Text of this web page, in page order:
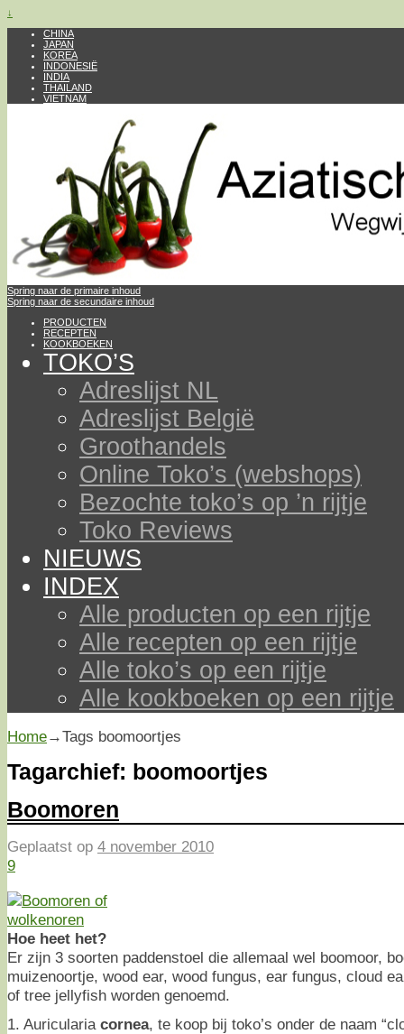
↓
CHINA
JAPAN
KOREA
INDONESIË
INDIA
THAILAND
VIETNAM
Spring naar de primaire inhoud
Spring naar de secundaire inhoud
PRODUCTEN
RECEPTEN
KOOKBOEKEN
TOKO’S
Adreslijst NL
Adreslijst België
Groothandels
Online Toko’s (webshops)
Bezochte toko’s op ’n rijtje
Toko Reviews
NIEUWS
INDEX
Alle producten op een rijtje
Alle recepten op een rijtje
Alle toko’s op een rijtje
Alle kookboeken op een rijtje
Home→Tags boomoortjes
Tagarchief: boomoortjes
Boomoren
Geplaatst op 4 november 2010
9
Hoe heet het?
Er zijn 3 soorten paddenstoel die allemaal wel boomoor,
muizenoortje, wood ear, wood fungus, ear fungus, cloud
of tree jellyfish worden genoemd.
1. Auricularia cornea, te koop bij toko’s onder de naam